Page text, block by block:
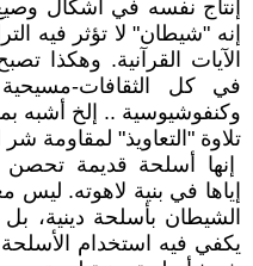
إنتاج نفسه في أشكال
إنه "شيطان" لا تؤثر فيه
الآيات القرآنية. وهكذا
في كل الثقافات-مسيحية
وكنفوشيوسية .. إلخ أشبه
تلاوة "التعاويذ" لمقاومة
إنها أسلحة قديمة تحصن
إياها في بنية لاهوته. ليس
الشيطان بأسلحة دينية،
يكفي فيه استخدام الأسلحة